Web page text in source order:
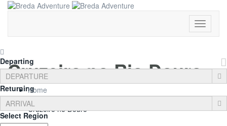
Toggle
Departing
Returning
Select Region
Cruzeiro no Rio Douro
Home
Experiências
Cruzeiro no Douro